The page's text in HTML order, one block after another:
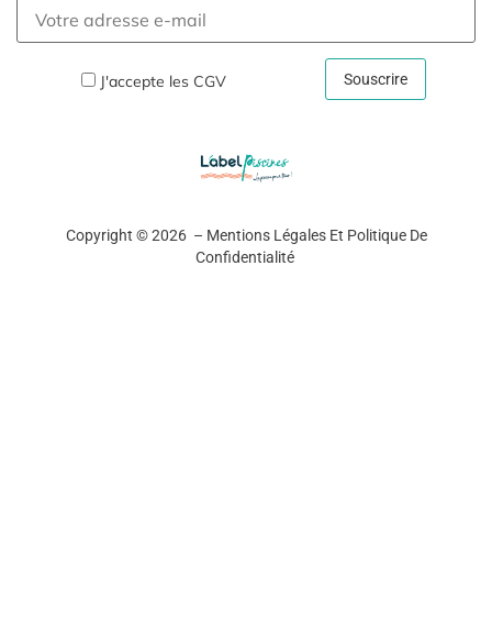
J'accepte les CGV
Copyright © 2026 – Mentions Légales Et Politique De
Confidentialité